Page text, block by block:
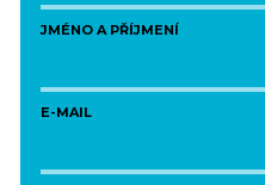
JMÉNO A PŘÍJMENÍ
E-MAIL